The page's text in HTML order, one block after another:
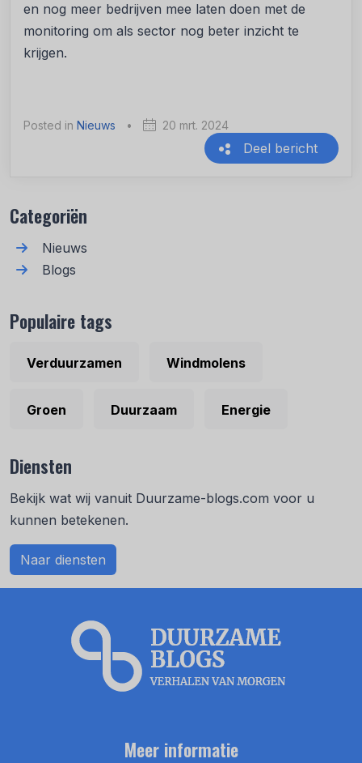
en nog meer bedrijven mee laten doen met de
monitoring om als sector nog beter inzicht te
krijgen.
Posted in Nieuws • 20 mrt. 2024
Deel bericht
Categoriën
Nieuws
Blogs
Populaire tags
Verduurzamen Windmolens
Groen Duurzaam Energie
Diensten
Bekijk wat wij vanuit Duurzame-blogs.com voor u
kunnen betekenen.
Naar diensten
Meer informatie